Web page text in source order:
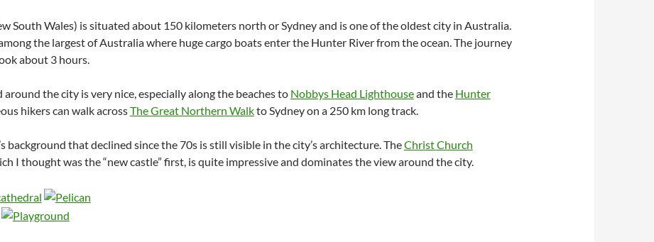
South Wales) is situated about 150 kilometers north or Sydney and is one of the oldest city in Australia.
the largest of Australia where huge cargo boats enter the Hunter River from the ocean. The journey
about 3 hours.
around the city is very nice, especially along the beaches to Nobbys Head Lighthouseand the Hunter
hikers can walk acrossThe Great Northern Walkto Sydney on a 250 km long track.
background that declined since the 70s is still visible in the city’s architecture. TheChrist Church
I thought was the “new castle” first, is quite impressive and dominates the view around the city.